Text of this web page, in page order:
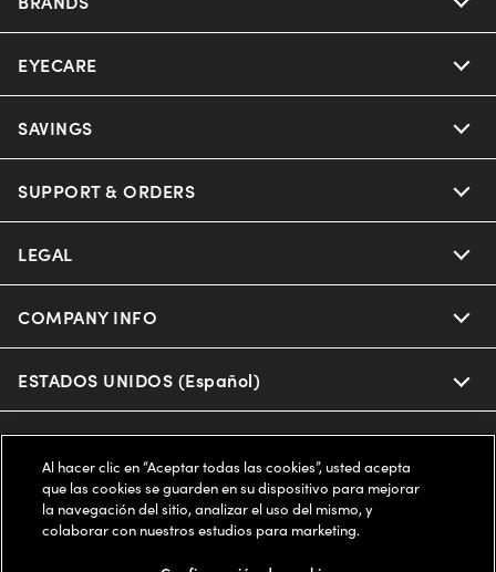
Nuance Audio
Ray-Ban
Miu Miu
Prada
Michael Kors
Coach
EYECARE
Our Eyeglasses
Our Sunglasses
Eyewear Trends
Our Lenses
Schedule an Eye Exam
SAVINGS
Offers & Discount
Insurance
AARP Members
SUPPORT & ORDERS
Help Center
Online Order Status
Frame Advisor
Style Guide
LEGAL
Privacy Policy
Terms of Use
Notice of Financial Incentive
Independent Doctor's Notice
COMPANY INFO
About us
Accessibility
Our Flagship Stores
ESTADOS UNIDOS (Español)
Buy now, pay later with Klarna*, Affirm or Cash App Afterpay.
Learn More
Al hacer clic en “Aceptar todas las cookies”, usted acepta
que las cookies se guarden en su dispositivo para mejorar
la navegación del sitio, analizar el uso del mismo, y
colaborar con nuestros estudios para marketing.